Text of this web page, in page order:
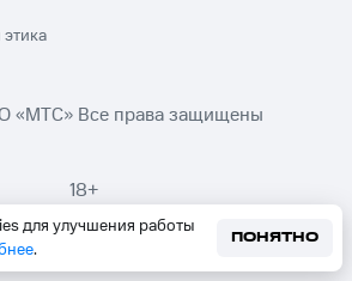
для улучшения работы
.
ПОНЯТНО
«МТС» Все права защищены
18+